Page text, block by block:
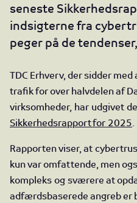
seneste
indsigterne fra
peger på de
TDC Erhverv, der sidder
trafik for over halvdelen af
virksomheder, har udgivet
Sikkerhedsrapport for 2025.
Rapporten viser, at
kun var omfattende, men
kompleks og sværere at
adfærdsbaserede angreb er